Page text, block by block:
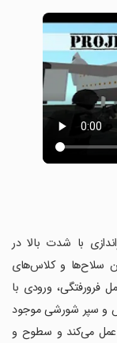
با شدت بالا در
سلاح‌ها و کلاس‌های
فرورفتگی، ورودی با
و سپر شورشی موجود
می‌کند و سطوح و